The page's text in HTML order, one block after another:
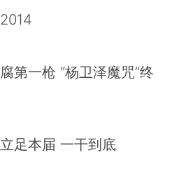
第一枪 “杨卫泽魔咒”终
足本届 一干到底